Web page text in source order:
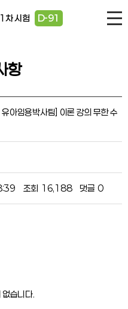
차 시험 D-91
항
아임용박사팀] 이론 강의 무한 수
조회 16,188 댓글 0
없습니다.